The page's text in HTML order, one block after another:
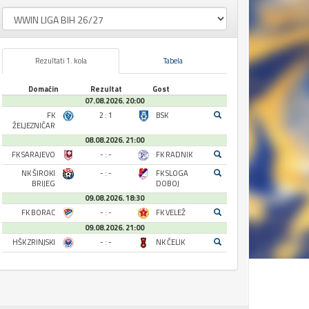
Rezultati 1. kola Tabela
Domaćin Rezultat
Gost
07.08.2026. 20:00
FK
ŽELJEZNIČAR
2 : 1 BSK
08.08.2026. 21:00
FK SARAJEVO
- : -
FK RADNIK
NK ŠIROKI
BRIJEG
- : -
FK SLOGA
DOBOJ
09.08.2026. 18:30
FK BORAC
- : -
FK VELEŽ
09.08.2026. 21:00
HŠK ZRINJSKI
- : - NK ČELIK